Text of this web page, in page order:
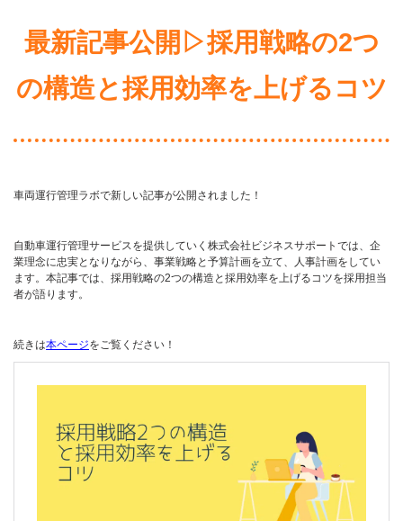
最新記事公開▷採用戦略の2つ
の構造と採用効率を上げるコツ
車両運行管理ラボで新しい記事が公開されました！
自動車運行管理サービスを提供していく株式会社ビジネスサポートでは、企
業理念に忠実となりながら、事業戦略と予算計画を立て、人事計画をしてい
ます。本記事では、採用戦略の2つの構造と採用効率を上げるコツを採用担当
者が語ります。
続きは本ページをご覧ください！